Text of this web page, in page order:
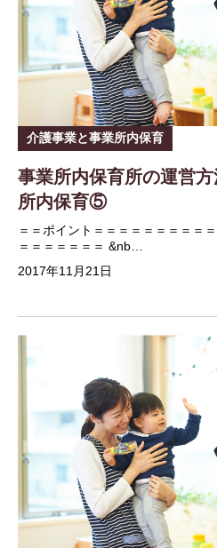
介護事業と事業所内保育
事業所内保育所の運営
所内保育⑤
＝＝ポイント＝＝＝＝＝＝＝＝＝
＝＝＝＝＝＝＝ &nb…
2017年11月21日